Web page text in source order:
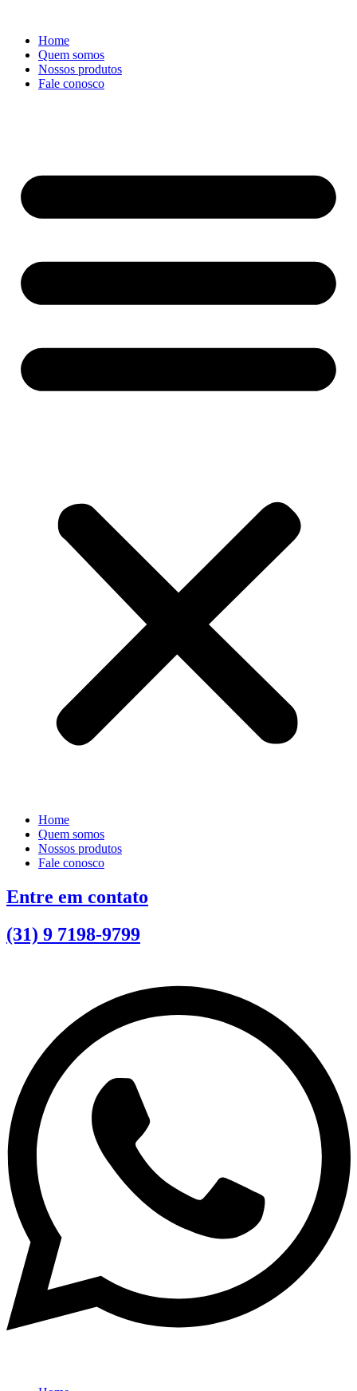
conteúdo
Home
Quem somos
Nossos produtos
Fale conosco
Home
Quem somos
Nossos produtos
Fale conosco
Entre em contato
(31) 9 7198-9799